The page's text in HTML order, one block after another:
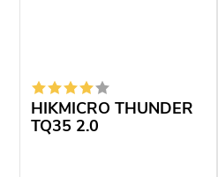
HIKMICRO THUNDER
TQ35 2.0